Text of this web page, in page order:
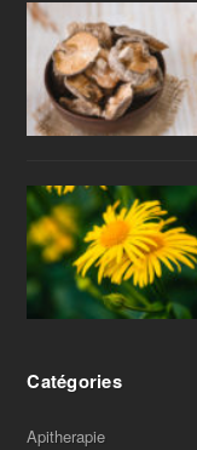
Catégories
Apitherapie